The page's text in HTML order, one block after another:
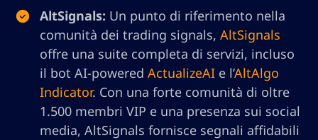
AltSignals: Un punto di riferimento nella
comunità dei trading signals, AltSignals
offre una suite completa di servizi, incluso
il bot AI-powered ActualizeAI e l’AltAlgo
Indicator. Con una forte comunità di oltre
1.500 membri VIP e una presenza sui social
media, AltSignals fornisce segnali affidabili